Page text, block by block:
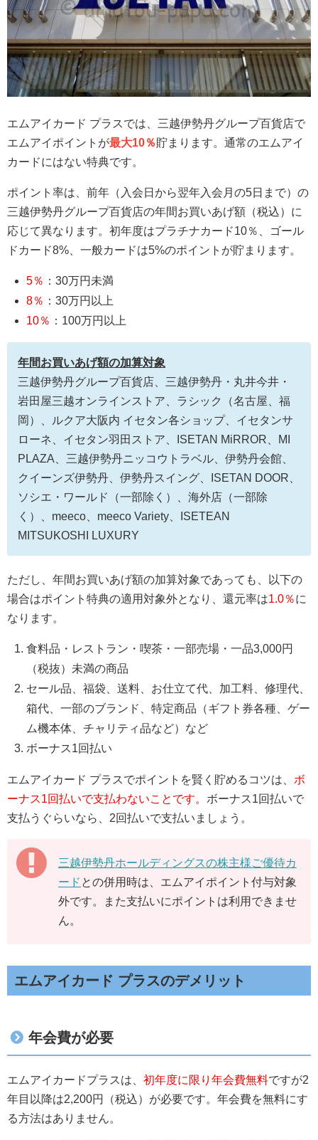
エムアイカード プラスでは、三越伊勢丹グループ百貨店で
エムアイポイントが最大10％貯まります。通常のエムアイ
カードにはない特典です。
ポイント率は、前年（入会日から翌年入会月の5日まで）の
三越伊勢丹グループ百貨店の年間お買いあげ額（税込）に
応じて異なります。初年度はプラチナカード10％、ゴール
ドカード8%、一般カードは5%のポイントが貯まります。
5％ ：30万円未満
8％ ：30万円以上
10％ ：100万円以上
年間お買いあげ額の加算対象
三越伊勢丹グループ百貨店、三越伊勢丹・丸井今井・
岩田屋三越オンラインストア、ラシック（名古屋、福
岡）、ルクア大阪内 イセタン各ショップ、イセタンサ
ローネ、イセタン羽田ストア、ISETAN MiRROR、MI
PLAZA、三越伊勢丹ニッコウトラベル、伊勢丹会館、
クイーンズ伊勢丹、伊勢丹スイング、ISETAN DOOR、
ソシエ・ワールド（一部除く）、海外店（一部除
く）、meeco、meeco Variety、ISETEAN
MITSUKOSHI LUXURY
ただし、年間お買いあげ額の加算対象であっても、以下の
場合はポイント特典の適用対象外となり、還元率は1.0％に
なります。
食料品・レストラン・喫茶・一部売場・一品3,000円
（税抜）未満の商品
セール品、福袋、送料、お仕立て代、加工料、修理代、
箱代、一部のブランド、特定商品（ギフト券各種、ゲー
ム機本体、チャリティ品など）など
ボーナス1回払い
エムアイカード プラスでポイントを賢く貯めるコツは、 ボ
ーナス1回払いで支払わないことです。 ボーナス1回払いで
支払うぐらいなら、2回払いで支払いましょう。
三越伊勢丹ホールディングスの株主様ご優待カ
ード との併用時は、エムアイポイント付与対象
外です。また支払いにポイントは利用できませ
ん。
エムアイカード プラスのデメリット
年会費が必要
エムアイカードプラスは、 初年度に限り年会費無料ですが2
年目以降は2,200円（税込）が必要です。年会費を無料にす
る方法はありません。